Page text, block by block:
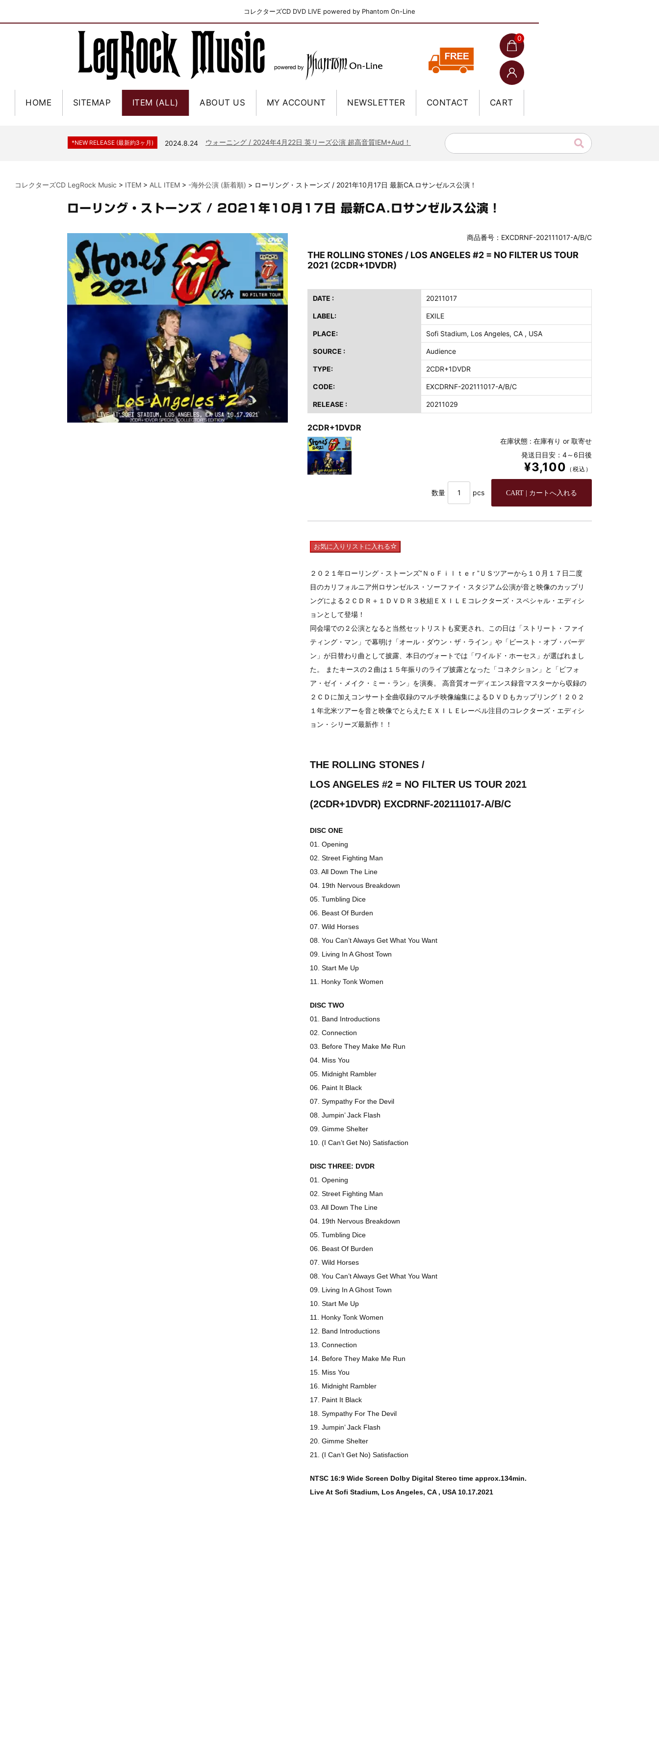
コレクターズCD DVD LIVE powered by Phantom On-Line
0
HOME SITEMAP ITEM (ALL) ABOUT US MY ACCOUNT NEWSLETTER CONTACT CART
*NEW RELEASE (最新約3ヶ月) 2024.6.9 ジャーニー / 1979年5月8+9日 コロラド州 2公演 SBD 完全収録！
*NEW RELEASE (最新約3ヶ月) 2024.8.24 ウォーニング / 2024年4月22日 英リーズ公演 超高音質IEM+Aud！
スコーピオンズ / 2024年6月15日 リスボン公演 FHD 完全収録！
*NEW RELEASE (最新約3ヶ月) 2024.6.20 マネスキン / 2024年6月9日 ドイツ ROCK AM RING 公演 FHD 完全収録！
2024.6.9
*NEW RELEASE (最新約3ヶ月) 2024.6.9 ユーライア・ヒープ / 2023年8月3日 ドイツ W.O.A. 公演 FHD 完全収録！
*NEW RELEASE (最新約3ヶ月) 2024.6.9 ジャーニー / 1979年5月8+9日 コロラド州 2公演 SBD 完全収録！
*NEW RELEASE (最新約3ヶ月) 2024.11.9 NGHFB / 2024年7月28日 フジロック’24公演 超高音質AI-SBD！
*NEW RELEASE (最新約3ヶ月) 2024.8.24 ウォーニング / 2024年4月22日 英リーズ公演 超高音質IEM+Aud！
*NEW RELEASE (最新約3ヶ月) 2024.6.24 ビリー・ジョエル / 2024年3月24日 100Aniv. 米M.S.G公演 完全収録！
2024.6.24
リアム・ギャラガー / 2024年6月3日 カーディフ公演 IEM/AUD 完全収録！
2024.6.24 スコーピオンズ / 2024年6月15日 リスボン公演 FHD 完全収録！
*NEW RELEASE (最新約3ヶ月) 2024.6.20 マネスキン / 2024年6月9日 ドイツ ROCK AM RING 公演 FHD 完全収録！
*NEW RELEASE (最新約3ヶ月) 2024.6.9 リアム・ギャラガー / 2024年6月1日 英国シェフィールド公演 完全収録！
*NEW RELEASE (最新約3ヶ月) 2024.6.9 メガデス / 2023年8月4日 ドイツ W.O.A. 公演 FHD 完全収録！
*NEW RELEASE (最新約3ヶ月) 2024.6.9 ユーライア・ヒープ / 2023年8月3日 ドイツ W.O.A. 公演 FHD 完全収録！
*NEW RELEASE (最新約3ヶ月) 2024.6.9 ジャーニー / 1979年5月8+9日 コロラド州 2公演 SBD 完全収録！
コレクターズCD LegRock Music > ITEM > ALL ITEM > -海外公演 (新着順) > ローリング・ストーンズ / 2021年10月17日 最新CA.ロサンゼルス公演！
ローリング・ストーンズ / 2021年10月17日 最新CA.ロサンゼルス公演！
商品番号：EXCDRNF-202111017-A/B/C
THE ROLLING STONES / LOS ANGELES #2 = NO FILTER US TOUR
2021 (2CDR+1DVDR)
DATE : 20211017
LABEL: EXILE
PLACE: Sofi Stadium, Los Angeles, CA , USA
SOURCE : Audience
TYPE: 2CDR+1DVDR
CODE: EXCDRNF-202111017-A/B/C
RELEASE : 20211029
2CDR+1DVDR
在庫状態 : 在庫有り or 取寄せ
発送日目安：4～6日後
¥3,100 （税込）
数量 pcs
お気に入りリストに入れる
２０２１年ローリング・ストーンズ”ＮｏＦｉｌｔｅｒ”ＵＳツアーから１０月１７日二度
目のカリフォルニア州ロサンゼルス・ソーファイ・スタジアム公演が音と映像のカップリ
ングによる２ＣＤＲ＋１ＤＶＤＲ３枚組ＥＸＩＬＥコレクターズ・スペシャル・エディシ
ョンとして登場！
同会場での２公演となると当然セットリストも変更され、この日は「ストリート・ファイ
ティング・マン」で幕明け「オール・ダウン・ザ・ライン」や「ビースト・オブ・バーデ
ン」が日替わり曲として披露、本日のヴォートでは「ワイルド・ホーセス」が選ばれまし
た。 またキースの２曲は１５年振りのライブ披露となった「コネクション」と「ビフォ
ア・ゼイ・メイク・ミー・ラン」を演奏。 高音質オーディエンス録音マスターから収録の
２ＣＤに加えコンサート全曲収録のマルチ映像編集によるＤＶＤもカップリング！２０２
１年北米ツアーを音と映像でとらえたＥＸＩＬＥレーベル注目のコレクターズ・エディシ
ョン・シリーズ最新作！！
THE ROLLING STONES /
LOS ANGELES #2 = NO FILTER US TOUR 2021
(2CDR+1DVDR) EXCDRNF-202111017-A/B/C
DISC ONE
01. Opening
02. Street Fighting Man
03. All Down The Line
04. 19th Nervous Breakdown
05. Tumbling Dice
06. Beast Of Burden
07. Wild Horses
08. You Can’t Always Get What You Want
09. Living In A Ghost Town
10. Start Me Up
11. Honky Tonk Women
DISC TWO
01. Band Introductions
02. Connection
03. Before They Make Me Run
04. Miss You
05. Midnight Rambler
06. Paint It Black
07. Sympathy For the Devil
08. Jumpin’ Jack Flash
09. Gimme Shelter
10. (I Can’t Get No) Satisfaction
DISC THREE: DVDR
01. Opening
02. Street Fighting Man
03. All Down The Line
04. 19th Nervous Breakdown
05. Tumbling Dice
06. Beast Of Burden
07. Wild Horses
08. You Can’t Always Get What You Want
09. Living In A Ghost Town
10. Start Me Up
11. Honky Tonk Women
12. Band Introductions
13. Connection
14. Before They Make Me Run
15. Miss You
16. Midnight Rambler
17. Paint It Black
18. Sympathy For The Devil
19. Jumpin’ Jack Flash
20. Gimme Shelter
21. (I Can’t Get No) Satisfaction
NTSC 16:9 Wide Screen Dolby Digital Stereo time approx.134min.
Live At Sofi Stadium, Los Angeles, CA , USA 10.17.2021